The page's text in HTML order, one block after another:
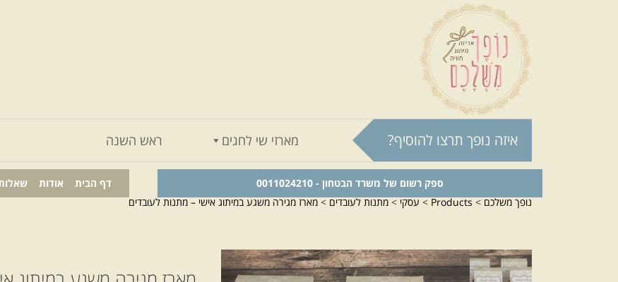
איזה נופך תרצו להוסיף? מארזי שי לחגים ראש השנה
ספק רשום של משרד הבטחון - 0011024210 דף הבית אודות
נופך משלכם>
Products
>עסקי>מתנות לעובדים>מארז מגירה משגע במיתוג אישי – מתנות לעובדים